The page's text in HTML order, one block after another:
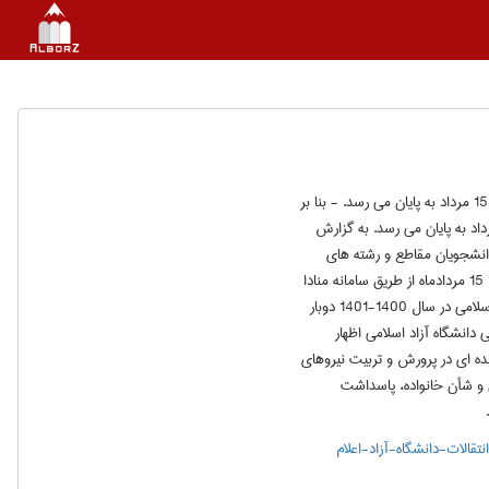
بنا بر اعلام سخنگوی دانشگاه آزاد اسلامی، مهلت ثبت نام نقل و انتقال و میهمانی دانشجویان این دانشگاه 15 مرداد به پایان می رسد. - بنا بر
دانشگاه آزاد اسلامی، مهلت ثبت نام نقل و انتقال و میهمانی دانشجویان این دانشگاه 15 مرداد به پایان می رسد. به گزارش
مقاطع و رشته های
مختلف دانشگاه آزاد اسلامی در صورت دارا بودن شرایط انتقالی و یا میهمانی می توانند درخواست خود را تا 15 مردادماه از طریق سامانه منادا
به آدرس monada.iau.ir ثبت کنند. وی افزود: امکان نقل و انتقال و میهمانی دانشجویان دانشگاه آزاد اسلامی در سال 1400-1401 دوبار
آزاد اسلامی اظهار
ای در پرورش و تربیت نیروهای
شأن خانواده، پاسداشت